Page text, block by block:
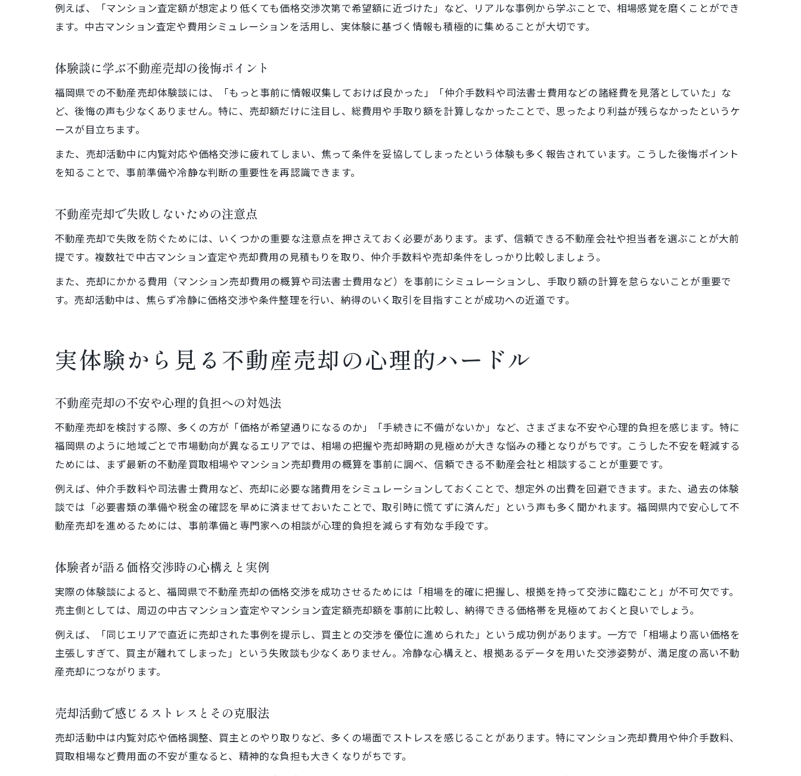
体験談から学ぶ費用の見落としポイント
不動産売却の手数料を賢く節約する方法
不動産売却で査定額と実際の価格差を知る
体験談に基づく売却額アップの工夫とは
売却価格を納得できる水準に近づける方法
ギャップを防ぐための比較査定活用術
例えば、「マンション査定額が想定より低くても価格交渉次第で希望額に近づけた」など、リアルな事例から学ぶことで、相場感覚を磨くことができ
ます。中古マンション査定や費用シミュレーションを活用し、実体験に基づく情報も積極的に集めることが大切です。
体験談に学ぶ不動産売却の後悔ポイント
福岡県での不動産売却体験談には、「もっと事前に情報収集しておけば良かった」「仲介手数料や司法書士費用などの諸経費を見落としていた」な
ど、後悔の声も少なくありません。特に、売却額だけに注目し、総費用や手取り額を計算しなかったことで、思ったより利益が残らなかったというケ
ースが目立ちます。
また、売却活動中に内覧対応や価格交渉に疲れてしまい、焦って条件を妥協してしまったという体験も多く報告されています。こうした後悔ポイント
を知ることで、事前準備や冷静な判断の重要性を再認識できます。
不動産売却で失敗しないための注意点
不動産売却で失敗を防ぐためには、いくつかの重要な注意点を押さえておく必要があります。まず、信頼できる不動産会社や担当者を選ぶことが大前
提です。複数社で中古マンション査定や売却費用の見積もりを取り、仲介手数料や売却条件をしっかり比較しましょう。
また、売却にかかる費用（マンション売却費用の概算や司法書士費用など）を事前にシミュレーションし、手取り額の計算を怠らないことが重要で
す。売却活動中は、焦らず冷静に価格交渉や条件整理を行い、納得のいく取引を目指すことが成功への近道です。
実体験から見る不動産売却の心理的ハードル
不動産売却の不安や心理的負担への対処法
不動産売却を検討する際、多くの方が「価格が希望通りになるのか」「手続きに不備がないか」など、さまざまな不安や心理的負担を感じます。特に
福岡県のように地域ごとで市場動向が異なるエリアでは、相場の把握や売却時期の見極めが大きな悩みの種となりがちです。こうした不安を軽減する
ためには、まず最新の不動産買取相場やマンション売却費用の概算を事前に調べ、信頼できる不動産会社と相談することが重要です。
例えば、仲介手数料や司法書士費用など、売却に必要な諸費用をシミュレーションしておくことで、想定外の出費を回避できます。また、過去の体験
談では「必要書類の準備や税金の確認を早めに済ませておいたことで、取引時に慌てずに済んだ」という声も多く聞かれます。福岡県内で安心して不
動産売却を進めるためには、事前準備と専門家への相談が心理的負担を減らす有効な手段です。
体験者が語る価格交渉時の心構えと実例
実際の体験談によると、福岡県で不動産売却の価格交渉を成功させるためには「相場を的確に把握し、根拠を持って交渉に臨むこと」が不可欠です。
売主側としては、周辺の中古マンション査定やマンション査定額売却額を事前に比較し、納得できる価格帯を見極めておくと良いでしょう。
例えば、「同じエリアで直近に売却された事例を提示し、買主との交渉を優位に進められた」という成功例があります。一方で「相場より高い価格を
主張しすぎて、買主が離れてしまった」という失敗談も少なくありません。冷静な心構えと、根拠あるデータを用いた交渉姿勢が、満足度の高い不動
産売却につながります。
売却活動で感じるストレスとその克服法
売却活動中は内覧対応や価格調整、買主とのやり取りなど、多くの場面でストレスを感じることがあります。特にマンション売却費用や仲介手数料、
買取相場など費用面の不安が重なると、精神的な負担も大きくなりがちです。